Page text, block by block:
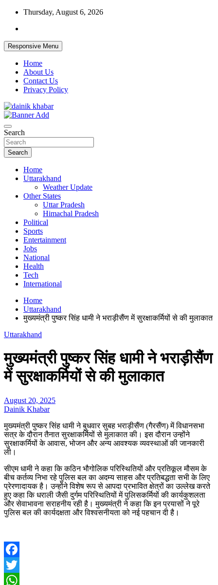
Skip
content
Thursday, August 6, 2026
Responsive Menu
Home
About Us
Contact Us
Privacy Policy
Dainikkhabar.in – Uttarakhand Daily
Hindi News Website
Search
Search
Home
Uttarakhand
Weather Update
Other States
Uttar Pradesh
Himachal Pradesh
Political
Sports
Entertainment
Jobs
National
Health
Tech
International
Home
Uttarakhand
मुख्यमंत्री पुष्कर सिंह धामी ने भराड़ीसैंण में सुरक्षाकर्मियों से की मुलाकात
Uttarakhand
मुख्यमंत्री पुष्कर सिंह धामी ने भराड़ीसैंण
में सुरक्षाकर्मियों से की मुलाकात
August 20, 2025
Dainik Khabar
मुख्यमंत्री पुष्कर सिंह धामी ने बुधवार सुबह भराड़ीसैंण (गैरसैंण) में विधानसभा
सत्र के दौरान तैनात सुरक्षाकर्मियों से मुलाकात की। इस दौरान उन्होंने
सुरक्षाकर्मियों के आवास, भोजन और अन्य आवश्यक व्यवस्थाओं की जानकारी
ली।
सीएम धामी ने कहा कि कठिन भौगोलिक परिस्थितियों और प्रतिकूल मौसम के
बीच कर्तव्य निभा रहे पुलिस बल का अदम्य साहस और प्रतिबद्धता सभी के लिए
प्रेरणादायक है। उन्होंने विशेष रूप से आपदा प्रभावित क्षेत्रों का उल्लेख करते
हुए कहा कि धराली जैसी दुर्गम परिस्थितियों में पुलिसकर्मियों की कार्यकुशलता
और सेवाभावना सराहनीय रही है। मुख्यमंत्री ने कहा कि इन प्रयासों ने पूरे
पुलिस बल की कार्यदक्षता और विश्वसनीयता को नई पहचान दी है।
Facebook
Twitter